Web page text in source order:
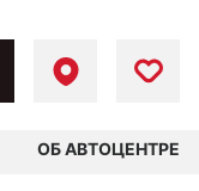
ОБ АВТОЦЕНТРЕ